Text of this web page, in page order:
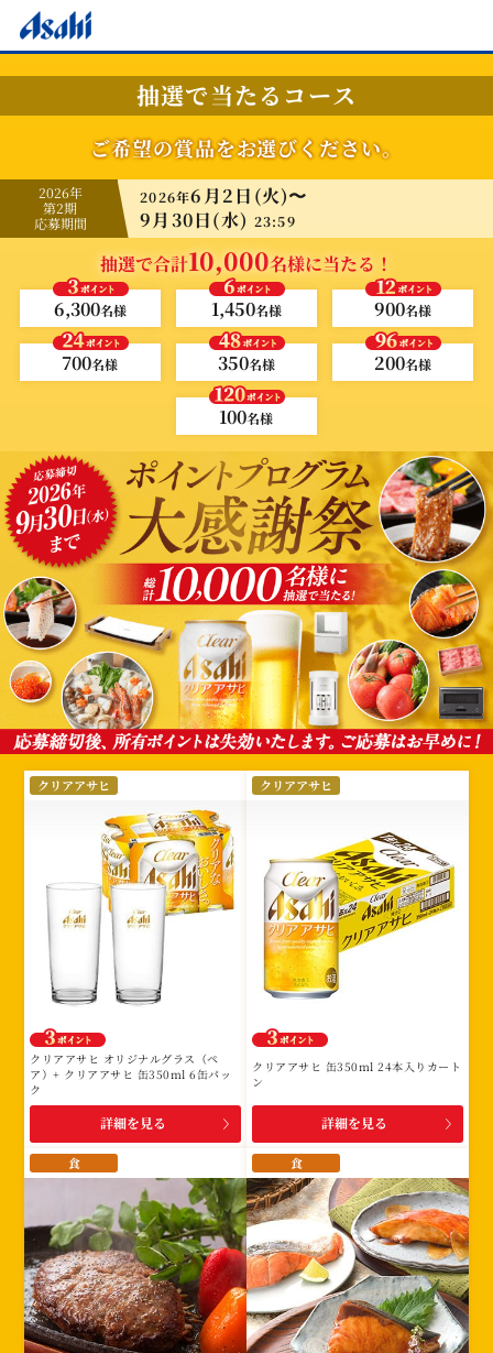
抽選で当たるコース
ご希望の賞品をお選びください。
2026年
第2期
応募期間
2026年6月2日(火)〜
9月30日(水) 23:59
抽選で合計10,000名様に当たる！
6,300名様 1,450名様 900名様
700名様 350名様 200名様
100名様
選
択
該
当
す
賞
品
あ
り
ま
せ
ん。
クリアアサヒ
クリアアサヒ オリジナルグラス（ペ
ア）+ クリアアサヒ 缶350ml 6缶パッ
ク
詳細を見る
クリアアサヒ
クリアアサヒ 缶350ml 24本入りカート
ン
詳細を見る
食 食